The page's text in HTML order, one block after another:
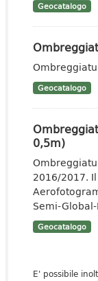
Geocatalogo
Geocatalogo
0,5m)
2016/2017.
Semi-
Geocatalogo
E' possibile